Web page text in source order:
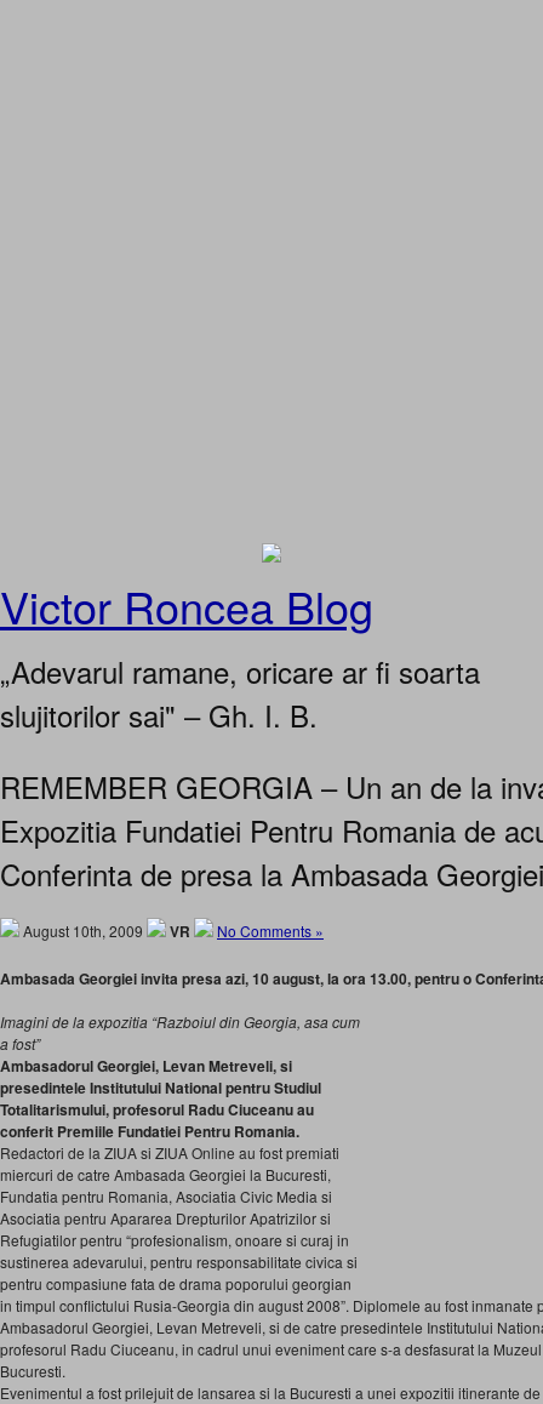
Victor Roncea Blog
„Adevarul ramane, oricare ar fi soarta
slujitorilor sai" – Gh. I. B.
REMEMBER GEORGIA – Un an de la
Expozitia Fundatiei Pentru Romania de
Conferinta de presa la Ambasada
August 10th, 2009 VR No Comments »
Ambasada Georgiei invita presa azi, 10 august, la ora 13.00, pentru o
Imagini de la expozitia “Razboiul din Georgia, asa cum
a fost”
Ambasadorul Georgiei, Levan Metreveli, si
presedintele Institutului National pentru Studiul
Totalitarismului, profesorul Radu Ciuceanu au
conferit Premiile Fundatiei Pentru Romania.
Redactori de la ZIUA si ZIUA Online au fost premiati
miercuri de catre Ambasada Georgiei la Bucuresti,
Fundatia pentru Romania, Asociatia Civic Media si
Asociatia pentru Apararea Drepturilor Apatrizilor si
Refugiatilor pentru “profesionalism, onoare si curaj in
sustinerea adevarului, pentru responsabilitate civica si
pentru compasiune fata de drama poporului georgian
in timpul conflictului Rusia-Georgia din august 2008”. Diplomele au fost inmanate
Ambasadorul Georgiei, Levan Metreveli, si de catre presedintele Institutului
profesorul Radu Ciuceanu, in cadrul unui eveniment care s-a desfasurat la
Bucuresti.
Evenimentul a fost prilejuit de lansarea si la Bucuresti a unei expozitii itinerante